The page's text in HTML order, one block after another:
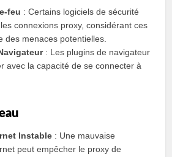
feu : Certains logiciels de sécurité
connexions proxy, considérant ces
des menaces potentielles.
: Les plugins de navigateur
avec la capacité de se connecter à
Instable : Une mauvaise
peut empêcher le proxy de